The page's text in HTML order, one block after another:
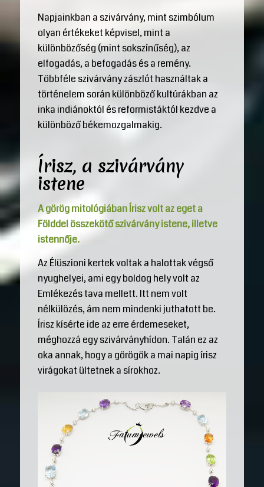
Napjainkban a szivárvány, mint szimbólum
olyan értékeket képvisel, mint a
különbözőség (mint sokszínűség), az
elfogadás, a befogadás és a remény.
Többféle szivárvány zászlót használtak a
történelem során különböző kultúrákban az
inka indiánoktól és reformistáktól kezdve a
különböző békemozgalmakig.
Írisz, a szivárvány
istene
A görög mitológiában Írisz volt az eget a
Földdel összekötő szivárvány istene, illetve
istennője.
Az Élüszioni kertek voltak a halottak végső
nyughelyei, ami egy boldog hely volt az
Emlékezés tava mellett. Itt nem volt
nélkülözés, ám nem mindenki juthatott be.
Írisz kísérte ide az erre érdemeseket,
méghozzá egy szivárványhídon. Talán ez az
oka annak, hogy a görögök a mai napig írisz
virágokat ültetnek a sírokhoz.